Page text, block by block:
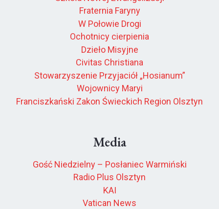
Fraternia Faryny
W Połowie Drogi
Ochotnicy cierpienia
Dzieło Misyjne
Civitas Christiana
Stowarzyszenie Przyjaciół „Hosianum”
Wojownicy Maryi
Franciszkański Zakon Świeckich Region Olsztyn
Media
Gość Niedzielny – Posłaniec Warmiński
Radio Plus Olsztyn
KAI
Vatican News